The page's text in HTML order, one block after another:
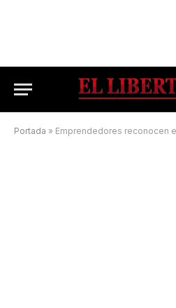
Portada » Emprendedores reconocen